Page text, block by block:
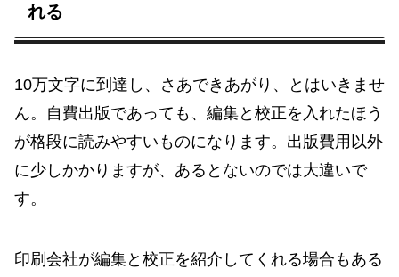
れる
10万文字に到達し、さあできあがり、とはいきませ
ん。自費出版であっても、編集と校正を入れたほう
が格段に読みやすいものになります。出版費用以外
に少しかかりますが、あるとないのでは大違いで
す。
印刷会社が編集と校正を紹介してくれる場合もある